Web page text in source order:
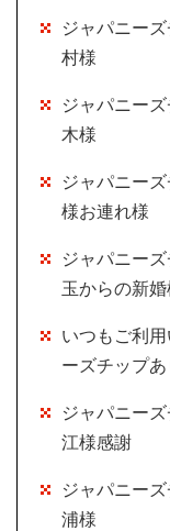
ジャパニー
村様
ジャパニー
木様
ジャパニー
様お連れ様
ジャパニー
玉からの新婚
いつもご利
ーズチップ
ジャパニー
江様感謝
ジャパニー
浦様